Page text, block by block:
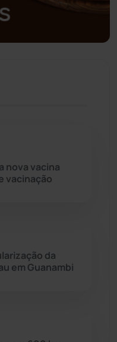
(51)
nova vacina
vacinação
da
em Guanambi